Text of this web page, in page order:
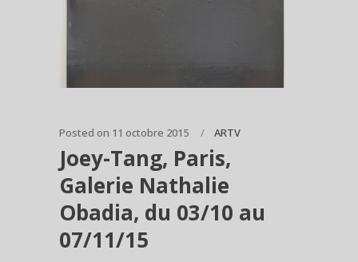
Posted on 11 octobre 2015 ARTV
Joey-Tang, Paris,
Galerie Nathalie
Obadia, du 03/10 au
07/11/15